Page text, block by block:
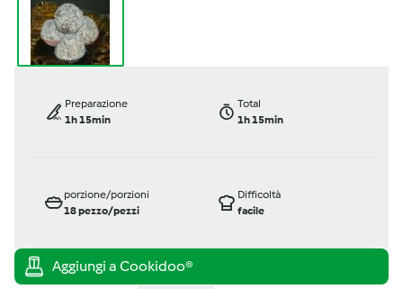
Preparazione
1h 15min
Total
1h 15min
porzione/porzioni
18pezzo/pezzi
Difficoltà
facile